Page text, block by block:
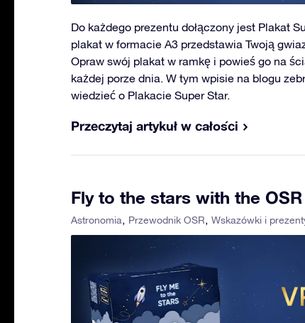
Do każdego prezentu dołączony jest Plakat
plakat w formacie A3 przedstawia Twoją
Opraw swój plakat w ramkę i powieś go na
każdej porze dnia. W tym wpisie na blogu
wiedzieć o Plakacie Super Star.
Przeczytaj artykuł w całości
Fly to the stars with the
Astronomia Przewodnik OSR Wskazówki i